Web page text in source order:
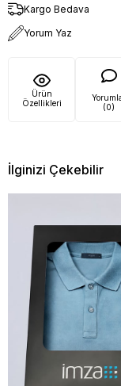
Kargo Bedava
Yorum Yaz
Ürün
Özellikleri
(0)
İlginizi Çekebilir